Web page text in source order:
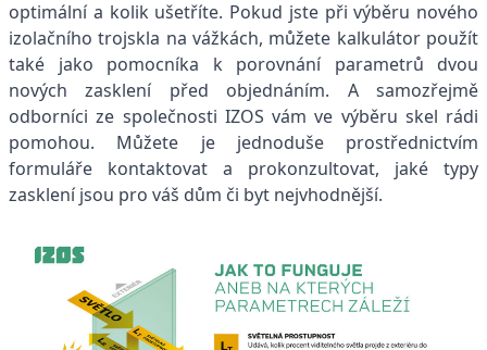
optimální a kolik ušetříte. Pokud jste při výběru nového
izolačního trojskla na vážkách, můžete kalkulátor použít
také jako pomocníka k porovnání parametrů dvou
nových zasklení před objednáním. A samozřejmě
odborníci ze společnosti IZOS vám ve výběru skel rádi
pomohou. Můžete je jednoduše prostřednictvím
formuláře kontaktovat a prokonzultovat, jaké typy
zasklení jsou pro váš dům či byt nejvhodnější.